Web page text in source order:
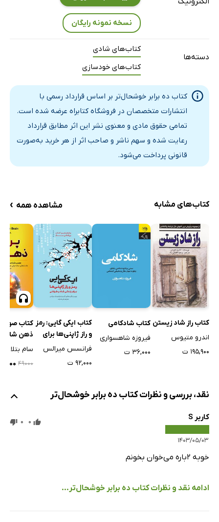
نسخه نمونه رایگان
دسته‌ها
کتاب‌های شادی
کتاب‌های خودسازی
کتاب ده برابر خوشحال‌تر بر اساس قرارداد رسمی با
انتشارات متخصصان در فروشگاه کتابراه عرضه شده است.
تمامی حقوق مادی و معنوی نشر این اثر مطابق قرارداد
رعایت شده و سهم ناشر و صاحب اثر از هر خرید به‌صورت
قانونی پرداخت می‌شود.
کتاب‌های مشابه مشاهده همه ›
کتاب راز شاد زیستن
اندرو متیوس
۱۹۵,۹۰۰ ت
کتاب شادکامی
فیروزه شاهسواری
۳۶,۰۰۰ ت
کتاب ایکی گایی: رمز
و راز ژاپنی‌ها برای
زندگی شاد و طولانی
فرانسس میرالس
۹۲,۰۰۰ ت
کتاب
ذهن شاد
سام بتلا
۴۹۰۰۰
نقد، بررسی و نظرات کتاب ده برابر خوشحال‌تر
کاربر S
۱۴۰۳/۰۵/۰۳
0
0
خوبه 2باره می‌خوان بخونم
ادامه نقد و نظرات کتاب ده برابر خوشحال‌تر...